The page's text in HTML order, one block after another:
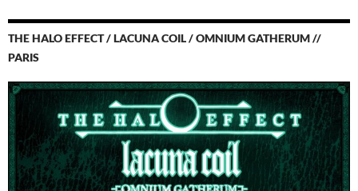
THE HALO EFFECT / LACUNA COIL / OMNIUM GATHERUM //
PARIS